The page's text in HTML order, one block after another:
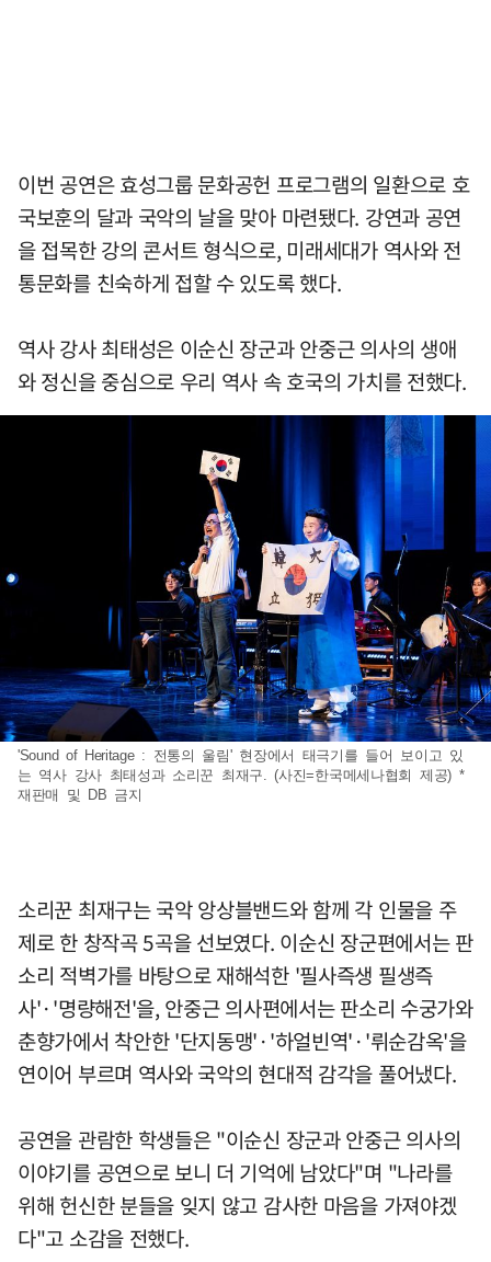
이번 공연은 효성그룹 문화공헌 프로그램의 일환으로 호
국보훈의 달과 국악의 날을 맞아 마련됐다. 강연과 공연
을 접목한 강의 콘서트 형식으로, 미래세대가 역사와 전
통문화를 친숙하게 접할 수 있도록 했다.
역사 강사 최태성은 이순신 장군과 안중근 의사의 생애
와 정신을 중심으로 우리 역사 속 호국의 가치를 전했다.
'Sound of Heritage : 전통의 울림' 현장에서 태극기를 들어 보이고 있
는 역사 강사 최태성과 소리꾼 최재구. (사진=한국메세나협회 제공) *
재판매 및 DB 금지
소리꾼 최재구는 국악 앙상블밴드와 함께 각 인물을 주
제로 한 창작곡 5곡을 선보였다. 이순신 장군편에서는 판
소리 적벽가를 바탕으로 재해석한 '필사즉생 필생즉
사'·'명량해전'을, 안중근 의사편에서는 판소리 수궁가와
춘향가에서 착안한 '단지동맹'·'하얼빈역'·'뤼순감옥'을
연이어 부르며 역사와 국악의 현대적 감각을 풀어냈다.
공연을 관람한 학생들은 "이순신 장군과 안중근 의사의
이야기를 공연으로 보니 더 기억에 남았다"며 "나라를
위해 헌신한 분들을 잊지 않고 감사한 마음을 가져야겠
다"고 소감을 전했다.